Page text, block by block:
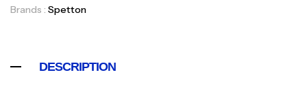
Brands : Spetton
DESCRIPTION